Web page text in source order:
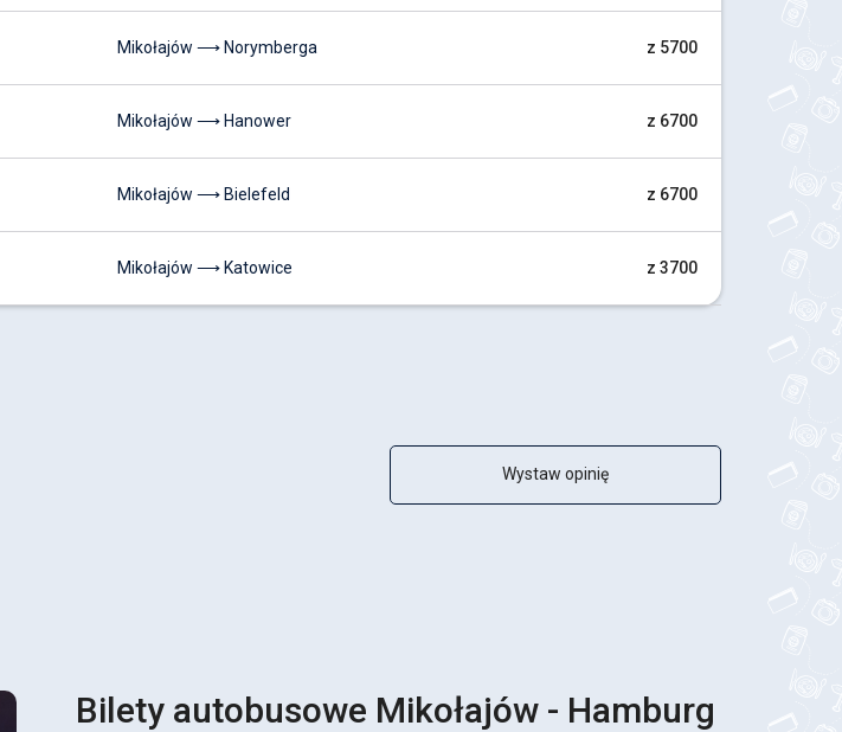
Mikołajów ⟶ Norymberga z 5700
Mikołajów ⟶ Hanower z 6700
Mikołajów ⟶ Bielefeld z 6700
Mikołajów ⟶ Katowice z 3700
Wystaw opinię
Bilety autobusowe Mikołajów - Hamburg